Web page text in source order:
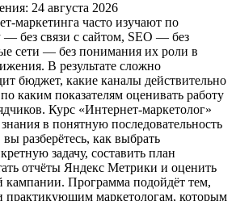
24 августа 2026
маркетинга часто изучают по
— без связи с сайтом, SEO — без
сети — без понимания их роли в
В результате сложно
бюджет, какие каналы действительно
каким показателям оценивать работу
Курс «Интернет-маркетолог»
в понятную последовательность
разберётесь, как выбрать
задачу, составить план
отчёты Яндекс Метрики и оценить
кампании. Программа подойдёт тем,
практикующим маркетологам, которым